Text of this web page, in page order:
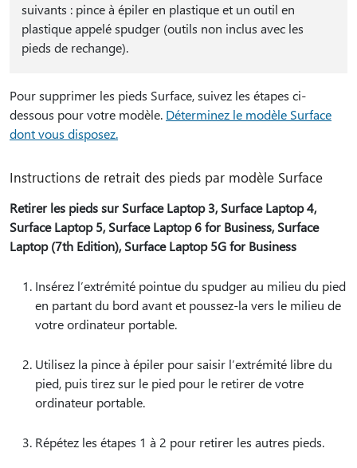
suivants : pince à épiler en plastique et un outil en
plastique appelé spudger (outils non inclus avec les
pieds de rechange).
Pour supprimer les pieds Surface, suivez les étapes ci-
dessous pour votre modèle. Déterminez le modèle Surface
dont vous disposez.
Instructions de retrait des pieds par modèle Surface
Retirer les pieds sur Surface Laptop 3, Surface Laptop 4,
Surface Laptop 5, Surface Laptop 6 for Business, Surface
Laptop (7th Edition), Surface Laptop 5G for Business
Insérez l’extrémité pointue du spudger au milieu du pied
en partant du bord avant et poussez-la vers le milieu de
votre ordinateur portable.
Utilisez la pince à épiler pour saisir l’extrémité libre du
pied, puis tirez sur le pied pour le retirer de votre
ordinateur portable.
Répétez les étapes 1 à 2 pour retirer les autres pieds.